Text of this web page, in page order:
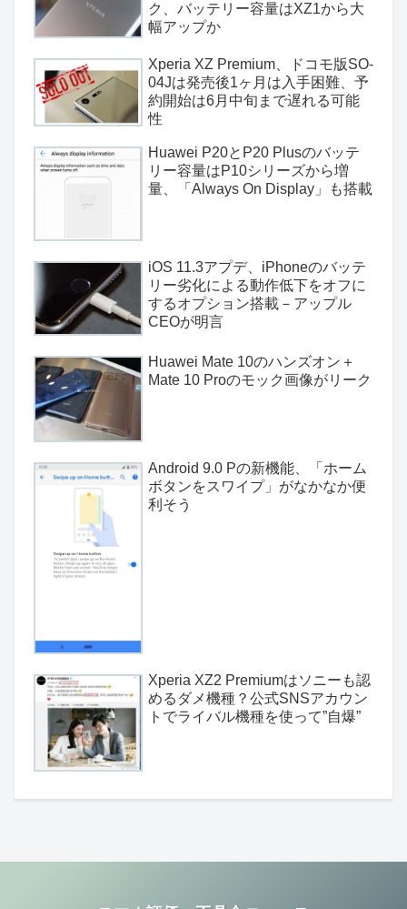
ク、バッテリー容量はXZ1から大
幅アップか
Xperia XZ Premium、ドコモ版SO-
04Jは発売後1ヶ月は入手困難、予
約開始は6月中旬まで遅れる可能
性
Huawei P20とP20 Plusのバッテ
リー容量はP10シリーズから増
量、「Always On Display」も搭載
iOS 11.3アプデ、iPhoneのバッテ
リー劣化による動作低下をオフに
するオプション搭載－アップル
CEOが明言
Huawei Mate 10のハンズオン＋
Mate 10 Proのモック画像がリーク
Android 9.0 Pの新機能、「ホーム
ボタンをスワイプ」がなかなか便
利そう
Xperia XZ2 Premiumはソニーも認
めるダメ機種？公式SNSアカウン
トでライバル機種を使って”自爆”